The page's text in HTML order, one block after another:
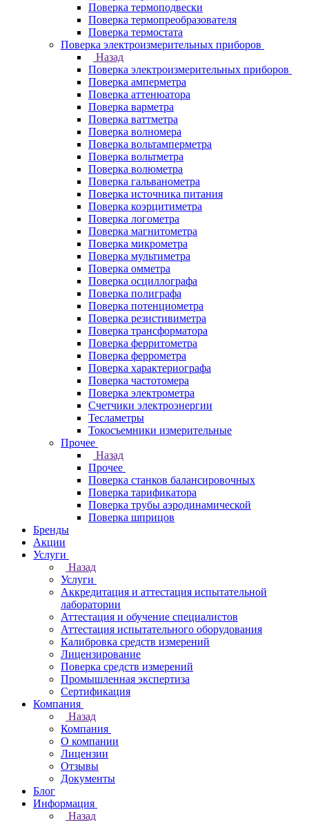
Поверка термоподвески
Поверка термопреобразователя
Поверка термостата
Поверка электроизмерительных приборов
Назад
Поверка электроизмерительных приборов
Поверка амперметра
Поверка аттенюатора
Поверка варметра
Поверка ваттметра
Поверка волномера
Поверка вольтамперметра
Поверка вольтметра
Поверка волюметра
Поверка гальванометра
Поверка источника питания
Поверка коэрцитиметра
Поверка логометра
Поверка магнитометра
Поверка микрометра
Поверка мультиметра
Поверка омметра
Поверка осциллографа
Поверка полиграфа
Поверка потенциометра
Поверка резистивиметра
Поверка трансформатора
Поверка ферритометра
Поверка феррометра
Поверка характериографа
Поверка частотомера
Поверка электрометра
Счетчики электроэнергии
Тесламетры
Токосъемники измерительные
Прочее
Назад
Прочее
Поверка станков балансировочных
Поверка тарификатора
Поверка трубы аэродинамической
Поверка шприцов
Бренды
Акции
Услуги
Назад
Услуги
Аккредитация и аттестация испытательной
лаборатории
Аттестация и обучение специалистов
Аттестация испытательного оборудования
Калибровка средств измерений
Лицензирование
Поверка средств измерений
Промышленная экспертиза
Сертификация
Компания
Назад
Компания
О компании
Лицензии
Отзывы
Документы
Блог
Информация
Назад